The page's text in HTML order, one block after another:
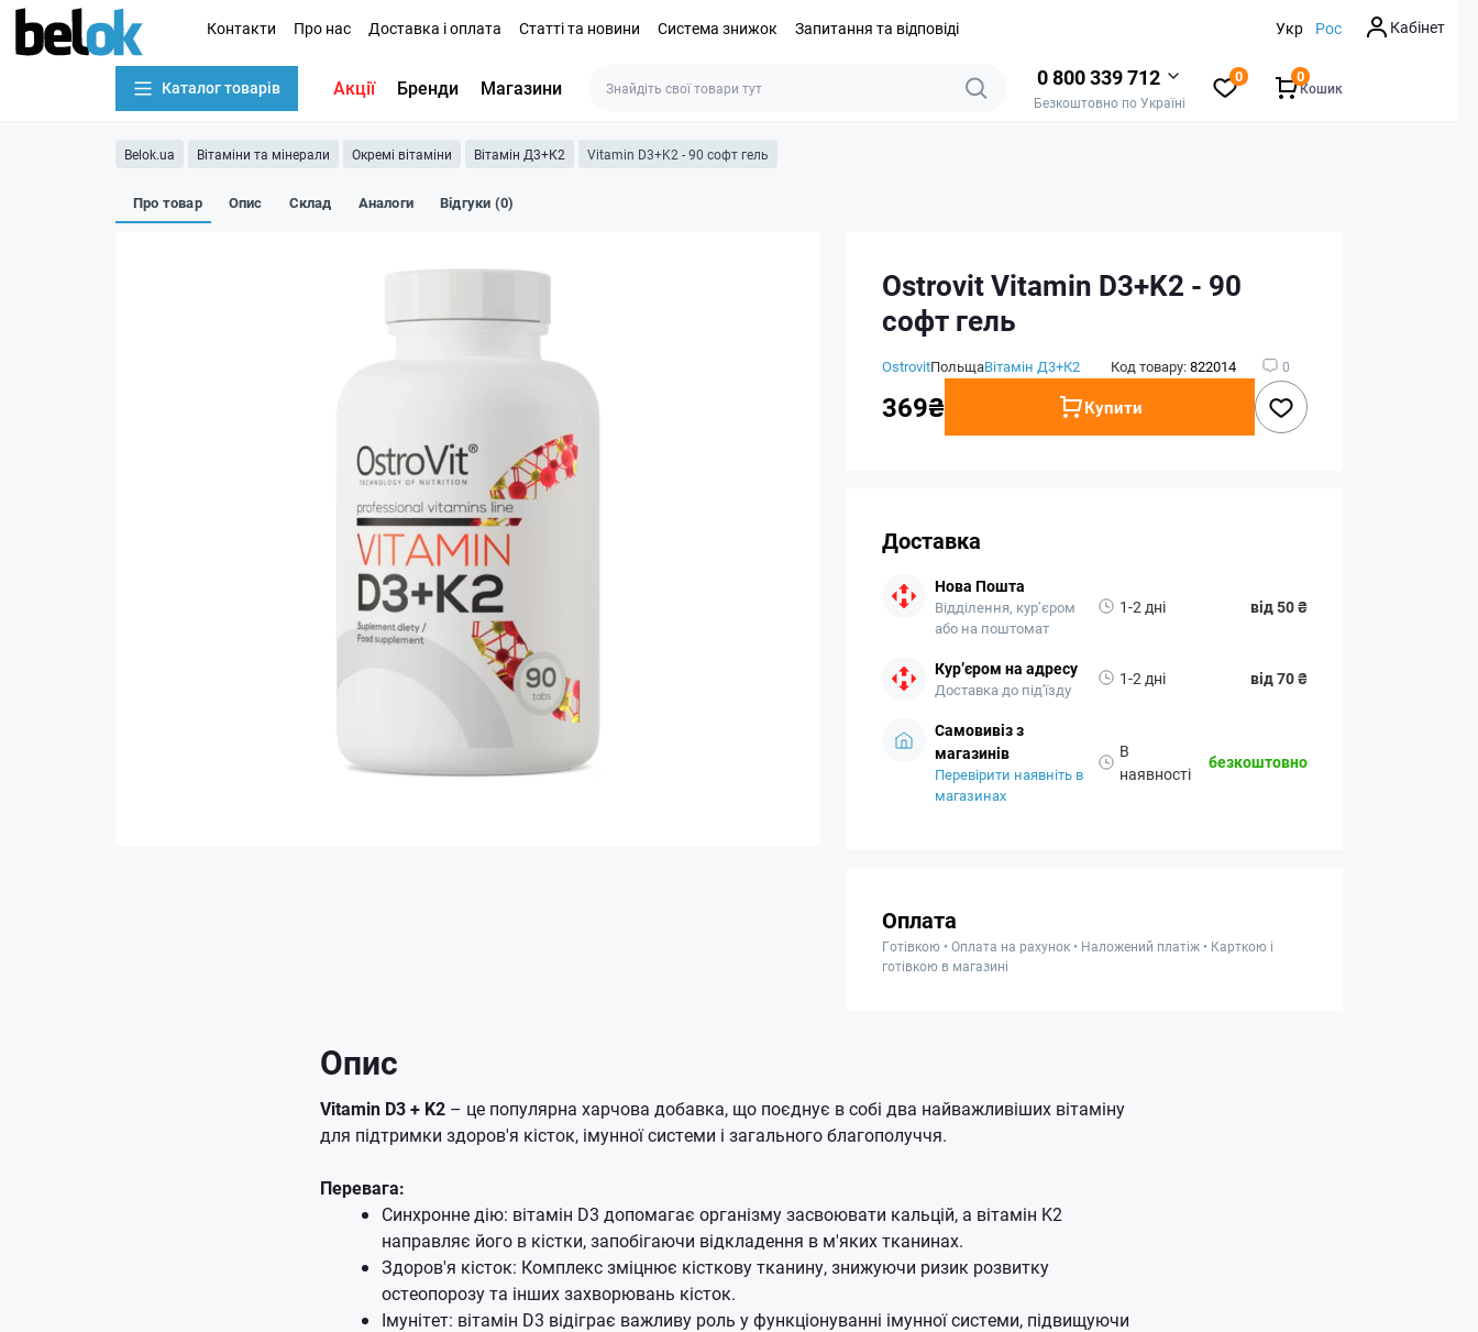
Контакти Про нас Доставка і оплата Статті та новини Система знижок Запитання та відповіді Укр Рос Кабінет
Каталог товарів Акції Бренди Магазини 0 800 339 712
Безкоштовно по Україні
0
Кошик
0
Belok.ua Вітаміни та мінерали Окремі вітаміни Вітамін Д3+К2 Vitamin D3+K2 - 90 софт гель
Про товар Опис Склад Аналоги Відгуки (0)
Ostrovit Vitamin D3+K2 - 90
софт гель
OstrovitПольщаВітамін Д3+К2 Код товару:822014 0
369₴ Купити
Доставка
Нова Пошта
Відділення, кур’єром
або на поштомат
1-2 дні від 50 ₴
Кур’єром на адресу
Доставка до під'їзду
1-2 дні від 70 ₴
Самовивіз з
магазинів
Перевірити наявніть в
магазинах
В
наявності
безкоштовно
Оплата
Готівкою • Оплата на рахунок • Наложений платіж • Карткою і
готівкою в магазині
Опис
Vitamin D3 + K2 – це популярна харчова добавка, що поєднує в собі два найважливіших вітаміну
для підтримки здоров'я кісток, імунної системи і загального благополуччя.
Перевага:
Синхронне дію: вітамін D3 допомагає організму засвоювати кальцій, а вітамін K2
направляє його в кістки, запобігаючи відкладення в м'яких тканинах.
Здоров'я кісток: Комплекс зміцнює кісткову тканину, знижуючи ризик розвитку
остеопорозу та інших захворювань кісток.
Імунітет: вітамін D3 відіграє важливу роль у функціонуванні імунної системи, підвищуючи